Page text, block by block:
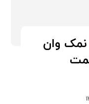
وان